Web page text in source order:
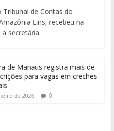
Tribunal de Contas do
Lins, recebeu na
secretária
de Manaus registra mais de
para vagas em creches
de 2026 0